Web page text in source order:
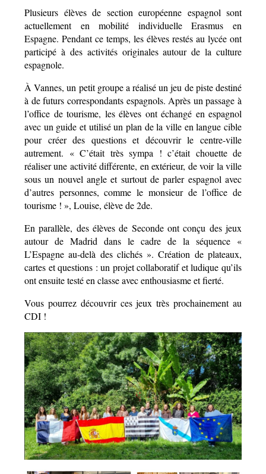
Plusieurs élèves de section européenne espagnol sont
actuellement en mobilité individuelle Erasmus en
Espagne. Pendant ce temps, les élèves restés au lycée ont
participé à des activités originales autour de la culture
espagnole.
À Vannes, un petit groupe a réalisé un jeu de piste destiné
à de futurs correspondants espagnols. Après un passage à
l’office de tourisme, les élèves ont échangé en espagnol
avec un guide et utilisé un plan de la ville en langue cible
pour créer des questions et découvrir le centre-ville
autrement. « C’était très sympa ! c’était chouette de
réaliser une activité différente, en extérieur, de voir la ville
sous un nouvel angle et surtout de parler espagnol avec
d’autres personnes, comme le monsieur de l’office de
tourisme ! », Louise, élève de 2de.
En parallèle, des élèves de Seconde ont conçu des jeux
autour de Madrid dans le cadre de la séquence «
L’Espagne au-delà des clichés ». Création de plateaux,
cartes et questions : un projet collaboratif et ludique qu’ils
ont ensuite testé en classe avec enthousiasme et fierté.
Vous pourrez découvrir ces jeux très prochainement au
CDI !